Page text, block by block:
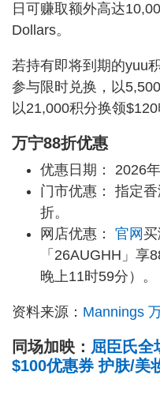
日可赚取额外高达
Dollars。
若持有即将到期的yuu
参与限时兑换，以
以21,000积分换领$120
万宁88折优惠
优惠日期： 2026
门市优惠： 指定
折。
网店优惠： 官网
「26AUGHH」享
晚上11时59分）。
资料来源： Mannings
同场加映： 屈臣氏全
$100优惠券 护肤/美